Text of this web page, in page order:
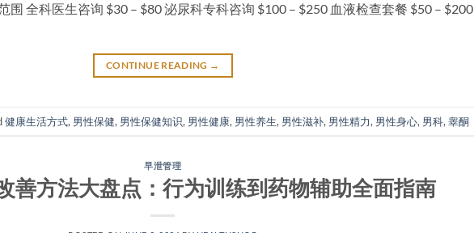
围 全科医生咨询 $30 – $80 泌尿科专科咨询 $100 – $250 血液检查套餐 $50 – $200
CONTINUE READING →
健康生活方式, 男性保健, 男性保健知识, 男性健康, 男性养生, 男性滋补, 男性精力, 男性身心, 男科, 睾酮
早泄管理
善方法大盘点：行为训练到药物辅助全面指南